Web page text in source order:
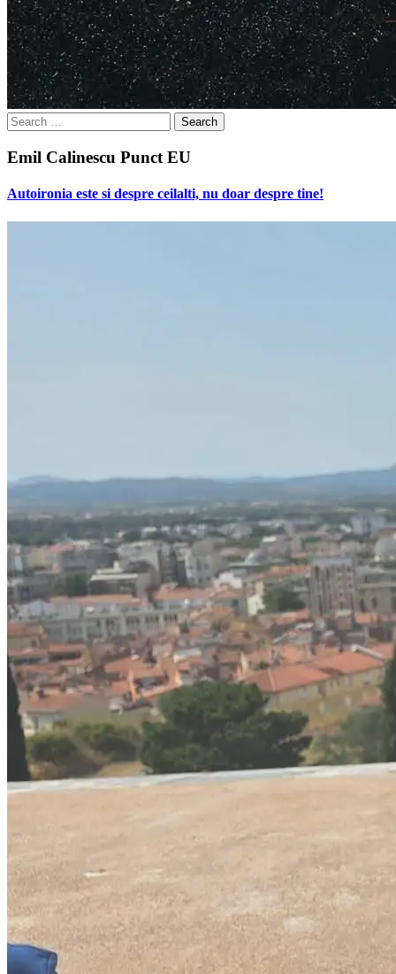
Search
for:
Emil Calinescu Punct EU
Autoironia este si despre ceilalti, nu doar despre tine!